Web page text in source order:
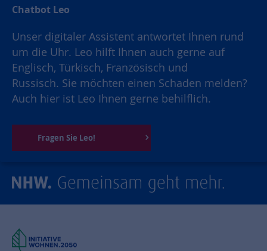
Chatbot Leo
Unser digitaler Assistent antwortet Ihnen rund
um die Uhr. Leo hilft Ihnen auch gerne auf
Englisch, Türkisch, Französisch und
Russisch. Sie möchten einen Schaden melden?
Auch hier ist Leo Ihnen gerne behilflich.
Fragen Sie Leo!